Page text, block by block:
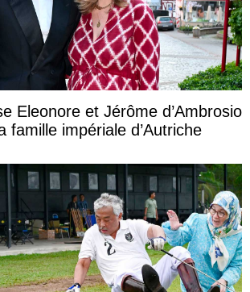
Eleonore et Jérôme d’Ambrosio
famille impériale d’Autriche